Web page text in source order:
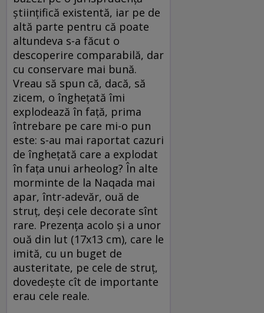
științifică existentă, iar pe de
altă parte pentru că poate
altundeva s-a făcut o
descoperire comparabilă, dar
cu conservare mai bună.
Vreau să spun că, dacă, să
zicem, o înghețată îmi
explodează în față, prima
întrebare pe care mi-o pun
este: s-au mai raportat cazuri
de înghețată care a explodat
în fața unui arheolog? În alte
morminte de la Naqada mai
apar, într-adevăr, ouă de
struț, deși cele decorate sînt
rare. Prezența acolo și a unor
ouă din lut (17x13 cm), care le
imită, cu un buget de
austeritate, pe cele de struț,
dovedește cît de importante
erau cele reale.